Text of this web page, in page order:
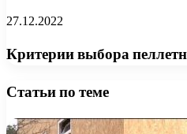
27.12.2022
Критерии выбора
Статьи по теме